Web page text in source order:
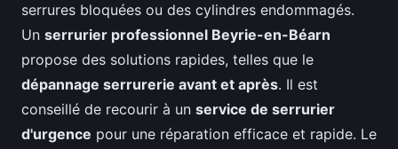
serrures bloquées ou des cylindres endommagés.
Un serrurier professionnel Beyrie-en-Béarn
propose des solutions rapides, telles que le
dépannage serrurerie avant et après. Il est
conseillé de recourir à un service de serrurier
d'urgence pour une réparation efficace et rapide. Le